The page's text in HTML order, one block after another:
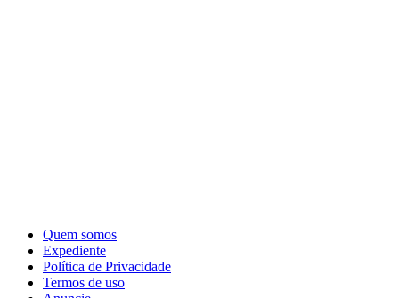
Quem somos
Expediente
Política de Privacidade
Termos de uso